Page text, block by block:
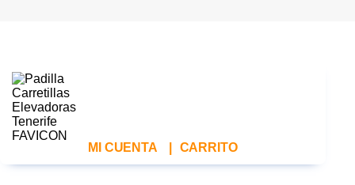
MI CUENTA CARRITO